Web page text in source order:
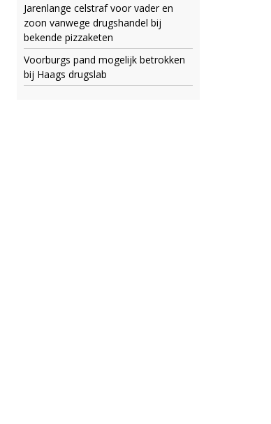
Jarenlange celstraf voor vader en
zoon vanwege drugshandel bij
bekende pizzaketen
Voorburgs pand mogelijk betrokken
bij Haags drugslab